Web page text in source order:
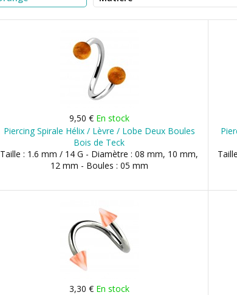
9,50 € En stock
Piercing Spirale Hélix / Lèvre / Lobe Deux Boules
Bois de Teck
Taille : 1.6 mm / 14 G - Diamètre : 08 mm, 10 mm,
12 mm - Boules : 05 mm
3,30 € En stock